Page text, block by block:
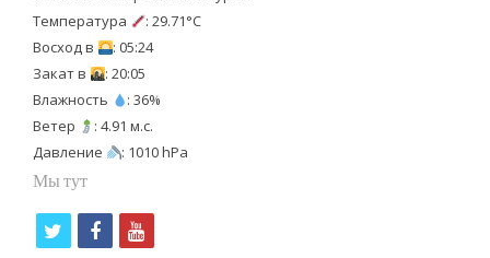
Температура
: 29.71°C
Восход в
: 05:24
Закат в
: 20:05
Влажность
: 36%
Ветер
: 4.91 м.с.
Давление
: 1010 hPa
Мы тут
f
y